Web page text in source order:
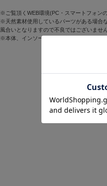
※ご覧頂くWEB環境(PC・スマートフォン
※天然素材使用しているパーツがある場合
風合いとなりますので不良ではございませ
※本体、インソールを含む刻印形状や質感